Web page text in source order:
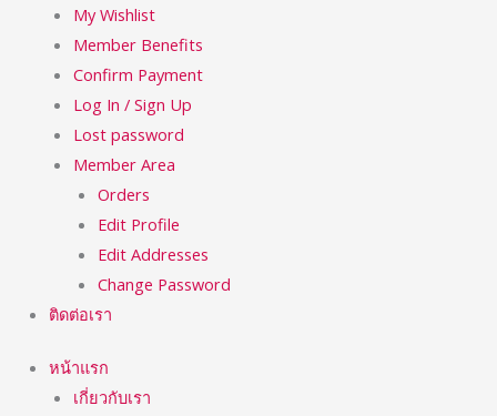
My Wishlist
Member Benefits
Confirm Payment
Log In / Sign Up
Lost password
Member Area
Orders
Edit Profile
Edit Addresses
Change Password
ติดต่อเรา
หน้าแรก
เกี่ยวกับเรา